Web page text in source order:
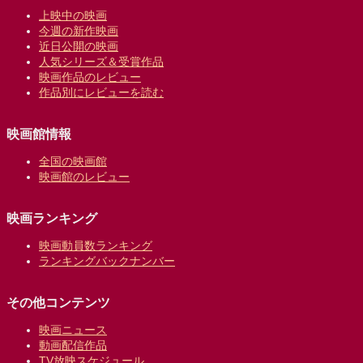
上映中の映画
今週の新作映画
近日公開の映画
人気シリーズ＆受賞作品
映画作品のレビュー
作品別にレビューを読む
映画館情報
全国の映画館
映画館のレビュー
映画ランキング
映画動員数ランキング
ランキングバックナンバー
その他コンテンツ
映画ニュース
動画配信作品
TV放映スケジュール